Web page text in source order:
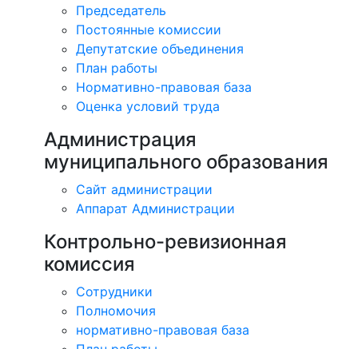
Председатель
Постоянные комиссии
Депутатские объединения
План работы
Нормативно-правовая база
Оценка условий труда
Администрация
муниципального образования
Сайт администрации
Аппарат Администрации
Контрольно-ревизионная
комиссия
Сотрудники
Полномочия
нормативно-правовая база